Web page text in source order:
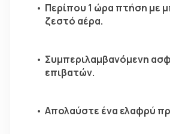
Περίπου 1 ώρα πτήση με
ζεστό αέρα.
Συμπεριλαμβανόμενη
επιβατών.
Απολαύστε ένα ελαφρύ